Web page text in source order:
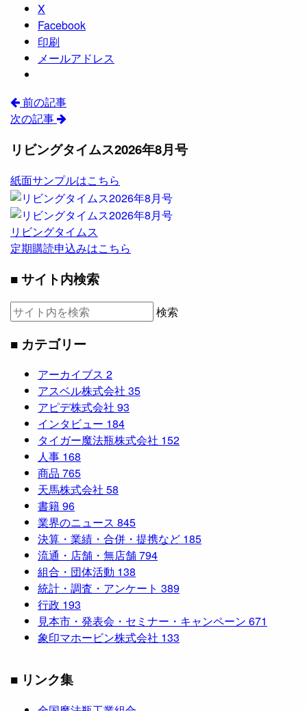
X
Facebook
印刷
メールアドレス
前の記事
次の記事
リビングタイムス2026年8月号
紙面サンプルはこちら
リビングタイムス
定期購読申込みはこちら
■ サイト内検索
検索
■ カテゴリー
アーカイブス 2
アスベル株式会社 35
アピデ株式会社 93
インタビュー 184
タイガー魔法瓶株式会社 152
人事 168
商品 765
天馬株式会社 58
書籍96
業界のニュース 845
決算・業績・合併・提携など 185
流通・店舗・無店舗794
組合・団体活動 138
統計・調査・アンケート 389
行政 193
見本市・発表会・セミナー・キャンペーン 671
象印マホービン株式会社 133
■ リンク集